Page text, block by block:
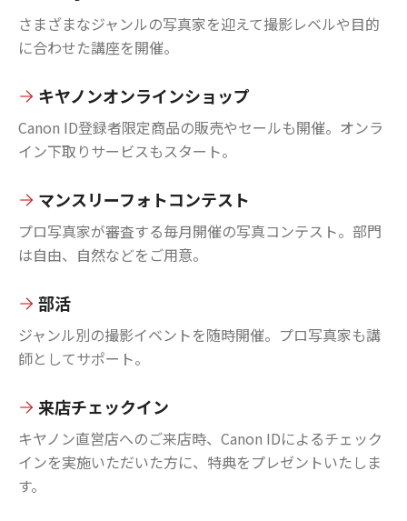
さまざまなジャンルの写真家を迎えて撮影レベルや目的
に合わせた講座を開催。
キヤノンオンラインショップ
Canon ID登録者限定商品の販売やセールも開催。オンラ
イン下取りサービスもスタート。
マンスリーフォトコンテスト
プロ写真家が審査する毎月開催の写真コンテスト。部門
は自由、自然などをご用意。
部活
ジャンル別の撮影イベントを随時開催。プロ写真家も講
師としてサポート。
来店チェックイン
キヤノン直営店へのご来店時、Canon IDによるチェック
インを実施いただいた方に、特典をプレゼントいたしま
す。